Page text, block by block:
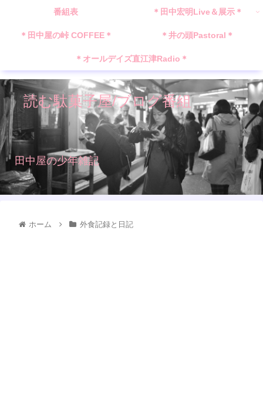
読む駄菓子屋/ブログ番組
田中屋の少年雑記
番組表 ＊田中宏明Live＆展示＊
＊田中屋の峠 COFFEE＊ ＊井の頭Pastoral＊
＊オールデイズ直江津Radio＊
ホーム 外食記録と日記